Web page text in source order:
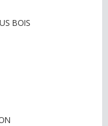
BOIS